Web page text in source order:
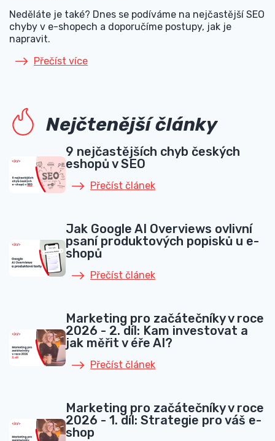
Neděláte je také? Dnes se podíváme na nejčastější SEO
chyby v e-shopech a doporučíme postupy, jak je
napravit.
Přečíst více
Nejčtenější články
9 nejčastějších chyb českých
eshopů v SEO
Přečíst článek
Jak Google AI Overviews ovlivní
psaní produktových popisků u e-
shopů
Přečíst článek
Marketing pro začátečníky v roce
2026 - 2. díl: Kam investovat a
jak měřit v éře AI?
Přečíst článek
Marketing pro začátečníky v roce
2026 - 1. díl: Strategie pro váš e-
shop